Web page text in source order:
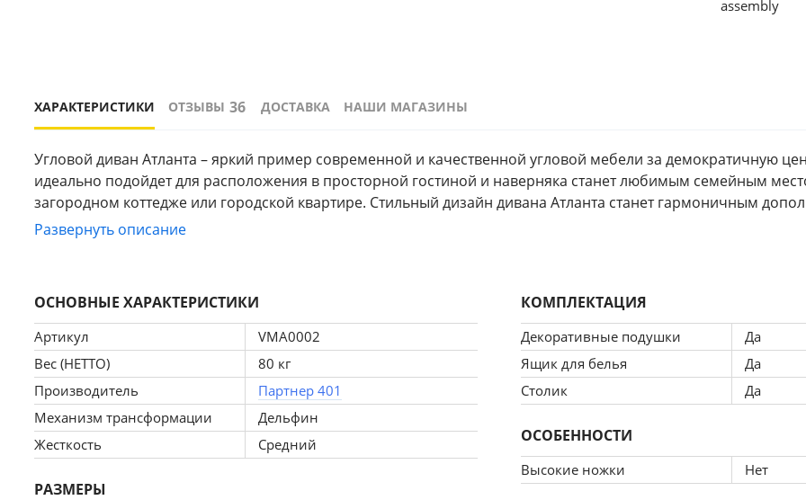
ХАРАКТЕРИСТИКИ ОТЗЫВЫ 36 ДОСТАВКА НАШИ МАГАЗИНЫ
Угловой диван Атланта – яркий пример современной и качественной угловой мебели за демократичную
идеально подойдет для расположения в просторной гостиной и наверняка станет любимым семейным
загородном коттедже или городской квартире. Стильный дизайн дивана Атланта станет гармоничным
современного интерьера.
Механизм раскладки: Дельфин
Материал обивки: ткань рогожка
Материал каркаса: дерево+ДВП, ДСП, ЛДСП
Большой ящик для хранения белья
Угол универсальный
Наполнитель: ППУ
В комплекте: 3 подушки
Наполнитель подушек: крошка ППУ
Срок гарантии: 12 месяцев
Развернуть описание
ОСНОВНЫЕ ХАРАКТЕРИСТИКИ
Артикул
VMA0002
Вес (НЕТТО)
80 кг
Производитель
Партнер 401
Механизм трансформации
Дельфин
Жесткость
Средний
РАЗМЕРЫ
КОМПЛЕКТАЦИЯ
Декоративные подушки
Да
Ящик для белья
Да
Столик
Да
ОСОБЕННОСТИ
Высокие ножки Нет